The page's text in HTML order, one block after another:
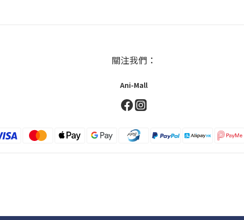
關注我們：
Ani-Mall